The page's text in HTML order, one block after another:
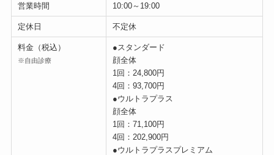
営業時間 10:00～19:00
定休日 不定休
料金（税込）
※自由診療
●スタンダード
顔全体
1回：24,800円
4回：93,700円
●ウルトラプラス
顔全体
1回：71,100円
4回：202,900円
●ウルトラプラスプレミアム